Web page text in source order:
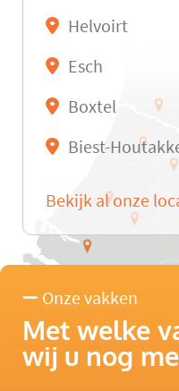
Helvoirt
Esch
Boxtel
Biest-
Bekijk al onze
Onze vakken
Met welke
wij u nog